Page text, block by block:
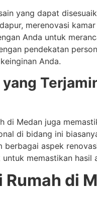
yang dapat
merenovasi
Anda untuk
pendekatan
Anda.
di Medan juga
di bidang ini
aspek
memastikan hasil
Rumah di